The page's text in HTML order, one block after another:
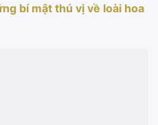
bí mật thú vị về loài hoa